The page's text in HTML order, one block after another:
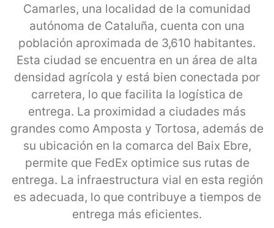
Camarles, una localidad de la comunidad
autónoma de Cataluña, cuenta con una
población aproximada de 3,610 habitantes.
Esta ciudad se encuentra en un área de alta
densidad agrícola y está bien conectada por
carretera, lo que facilita la logística de
entrega. La proximidad a ciudades más
grandes como Amposta y Tortosa, además de
su ubicación en la comarca del Baix Ebre,
permite que FedEx optimice sus rutas de
entrega. La infraestructura vial en esta región
es adecuada, lo que contribuye a tiempos de
entrega más eficientes.